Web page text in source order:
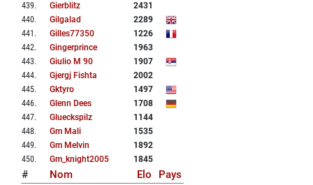
439. Gierblitz
2431
440. Gilgalad
2289
441 . Gilles77350
1226
442. Gingerprince
1963
443. Giulio M 90
1907
444. Gjergj Fishta
2002
445. Gktyro
1497
446. Glenn Dees
1708
447. Glueckspilz
1144
448. Gm Mali
1535
449. Gm Melvin
1892
450. Gm_knight2005 1845
# Nom Elo Pays